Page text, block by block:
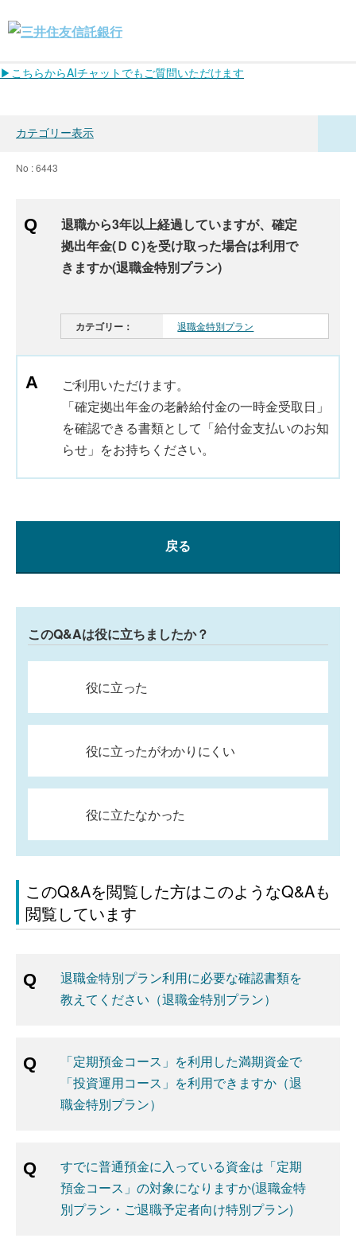
▶こちらからAIチャットでもご質問いただけます
カテゴリー表示
No : 6443
退職から3年以上経過していますが、確定
拠出年金(ＤＣ)を受け取った場合は利用で
きますか(退職金特別プラン)
カテゴリー： 退職金特別プラン
ご利用いただけます。
「確定拠出年金の老齢給付金の一時金受取日」
を確認できる書類として「給付金支払いのお知
らせ」をお持ちください。
戻る
このQ&Aは役に立ちましたか？
役に立った
役に立ったがわかりにくい
役に立たなかった
このQ&Aを閲覧した方はこのようなQ&Aも
閲覧しています
退職金特別プラン利用に必要な確認書類を
教えてください（退職金特別プラン）
「定期預金コース」を利用した満期資金で
「投資運用コース」を利用できますか（退
職金特別プラン）
すでに普通預金に入っている資金は「定期
預金コース」の対象になりますか(退職金特
別プラン・ご退職予定者向け特別プラン)